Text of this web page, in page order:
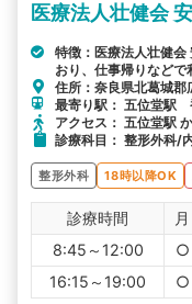
医療法人壮健会
特徴：医療法人壮健会
おり、仕事帰りなどで
住所：奈良県北葛城
最寄り駅： 五位堂駅
アクセス： 五位堂駅
診療科目： 整形外科/
整形外科 18時以降OK
診療時間 月
8:45～12:00
○
16:15～19:00
○